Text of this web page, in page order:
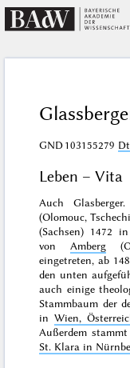
GND103155279
Leben – Vita
Auch
(Olomouc,
(Sachsen) 1472
von Amberg
eingetreten, ab
den unten
auch einige
Stammbaum der
inWien,
Außerdem
St. Klara in